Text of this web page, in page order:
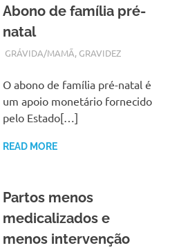
Abono de família pré-
natal
FEVEREIRO 19, 2018
ADMIN
GRÁVIDA/MAMÃ, GRAVIDEZ
O abono de família pré-natal é
um apoio monetário fornecido
pelo Estado[…]
READ MORE
Partos menos
medicalizados e
menos intervenção